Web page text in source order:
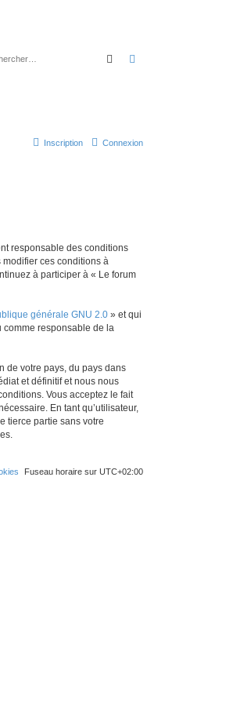
Rechercher
Connexion
Inscription
responsable des conditions
ces conditions à
à participer à « Le forum
générale GNU 2.0 » et qui
responsable de la
de votre pays, du pays dans
et définitif et nous nous
Vous acceptez le fait
En tant qu’utilisateur,
tierce partie sans votre
Fuseau horaire sur UTC+02:00